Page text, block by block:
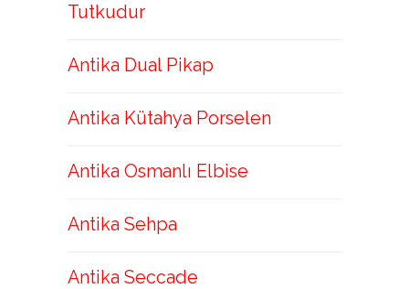
Tutkudur
Antika Dual Pikap
Antika Kütahya Porselen
Antika Osmanlı Elbise
Antika Sehpa
Antika Seccade